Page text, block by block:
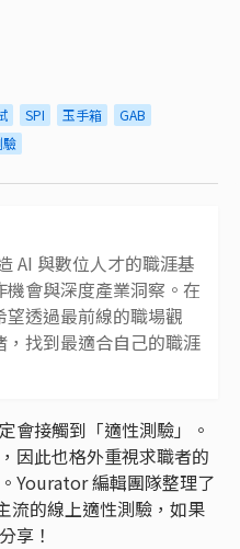
SPI 玉手箱
GAB
驗
AI 與數位人才的職涯基
會與深度產業洞察。在
透過最前線的職場觀
找到最適合自己的職涯
會接觸到「適性測驗」。
因此也格外重視求職者的
Yourator 編輯團隊整理了
流的線上適性測驗，如果
享！